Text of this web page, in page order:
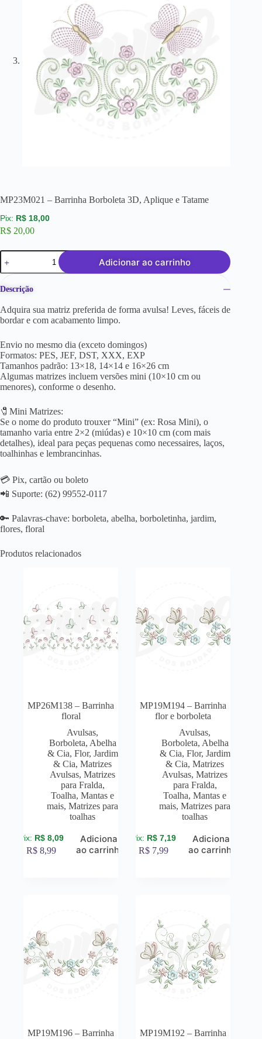
MP23M021 – Barrinha Borboleta 3D, Aplique e Tatame
R$ 18,00
R$ 20,00
Adicionar ao carrinho
Descrição
Adquira sua matriz preferida de forma avulsa! Leves, fáceis de
bordar e com acabamento limpo.
Envio no mesmo dia (exceto domingos)
Formatos: PES, JEF, DST, XXX, EXP
Tamanhos padrão: 13×18, 14×14 e 16×26 cm
Algumas matrizes incluem versões mini (10×10 cm ou
menores), conforme o desenho.
🧷Mini Matrizes:
Se o nome do produto trouxer “Mini” (ex: Rosa Mini), o
tamanho varia entre 2×2 (miúdas) e 10×10 cm (com mais
detalhes), ideal para peças pequenas como necessaires, laços,
toalhinhas e lembrancinhas.
💳 Pix, cartão ou boleto
📲 Suporte: (62) 99552-0117
🔑 Palavras-chave: borboleta, abelha, borboletinha, jardim,
flores, floral
Produtos relacionados
MP26M138 – Barrinha
floral
Avulsas,
Borboleta, Abelha
& Cia, Flor, Jardim
& Cia,Matrizes
Avulsas,Matrizes
para Fralda,
Toalha, Mantas e
mais,Matrizes para
toalhas
R$ 8,09
R$ 8,99
Adicionar
ao carrinho
MP19M194 – Barrinha
flor e borboleta
Avulsas,
Borboleta, Abelha
& Cia, Flor, Jardim
& Cia,Matrizes
Avulsas,Matrizes
para Fralda,
Toalha, Mantas e
mais,Matrizes para
toalhas
R$ 7,19
R$ 7,99
Adicionar
ao carrinho
MP19M196 – Barrinha
MP19M192 – Barrinha